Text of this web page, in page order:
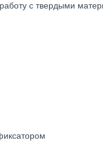
с твердыми